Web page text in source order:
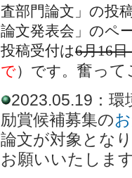
査部門論文」の投
論文発表会」のペ
投稿受付は6月16
で）です。奮って
2023.05.19：環
励賞候補募集の
論文が対象とな
お願いいたしま